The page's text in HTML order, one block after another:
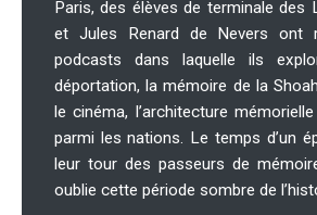
Paris, des élèves de terminale des
et Jules Renard de Nevers ont
podcasts dans laquelle ils
déportation, la mémoire de la
le cinéma, l’architecture
parmi les nations. Le temps d’un
leur tour des passeurs de
oublie cette période sombre de